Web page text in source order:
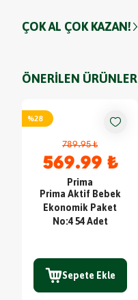
ÇOK AL ÇOK KAZAN!
ÖNERİLEN ÜRÜNLER
%28
789.95 ₺
569.99 ₺
Prima
Prima Aktif Bebek
Ekonomik Paket
No:4 54 Adet
Sepete Ekle